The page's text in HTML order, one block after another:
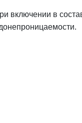
включении в